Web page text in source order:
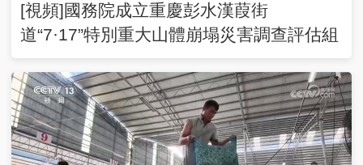
[視頻]國務院成立重慶彭水漢葭街
道“7·17”特別重大山體崩塌災害調查評估組